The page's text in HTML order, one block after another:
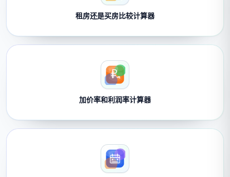
租房还是买房比较计算器
加价率和利润率计算器